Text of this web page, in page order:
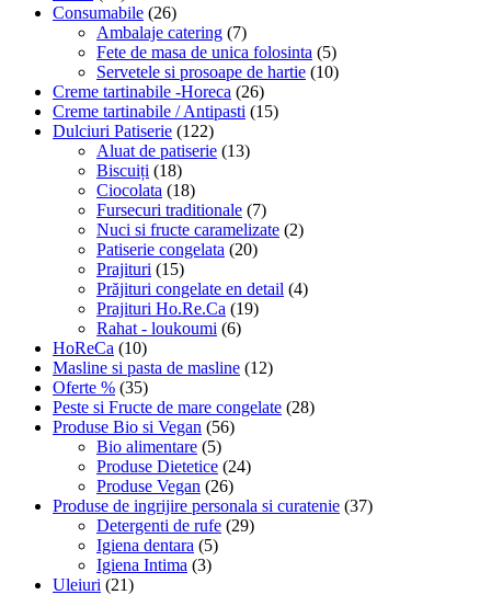
Consumabile (26)
Ambalaje catering (7)
Fete de masa de unica folosinta (5)
Servetele si prosoape de hartie (10)
Creme tartinabile -Horeca (26)
Creme tartinabile / Antipasti (15)
Dulciuri Patiserie (122)
Aluat de patiserie (13)
Biscuiți (18)
Ciocolata (18)
Fursecuri traditionale (7)
Nuci si fructe caramelizate (2)
Patiserie congelata (20)
Prajituri (15)
Prăjituri congelate en detail (4)
Prajituri Ho.Re.Ca (19)
Rahat - loukoumi (6)
HoReCa (10)
Masline si pasta de masline (12)
Oferte % (35)
Peste si Fructe de mare congelate (28)
Produse Bio si Vegan (56)
Bio alimentare (5)
Produse Dietetice (24)
Produse Vegan (26)
Produse de ingrijire personala si curatenie (37)
Detergenti de rufe (29)
Igiena dentara (5)
Igiena Intima (3)
Uleiuri (21)